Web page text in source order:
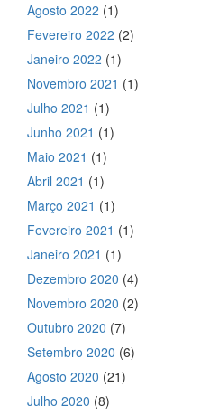
Agosto 2022 (1)
Fevereiro 2022 (2)
Janeiro 2022 (1)
Novembro 2021 (1)
Julho 2021 (1)
Junho 2021 (1)
Maio 2021 (1)
Abril 2021 (1)
Março 2021 (1)
Fevereiro 2021 (1)
Janeiro 2021 (1)
Dezembro 2020 (4)
Novembro 2020 (2)
Outubro 2020 (7)
Setembro 2020 (6)
Agosto 2020 (21)
Julho 2020 (8)